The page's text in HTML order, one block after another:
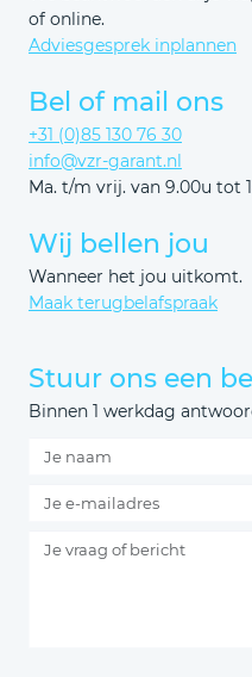
of online.
Adviesgesprek inplannen
Bel of mail ons
+31 (0)85 130 76 30
info@vzr-garant.nl
Ma. t/m vrij. van 9.00u tot
Wij bellen jou
Wanneer het jou uitkomt.
Maak terugbelafspraak
Stuur ons een
Binnen 1 werkdag